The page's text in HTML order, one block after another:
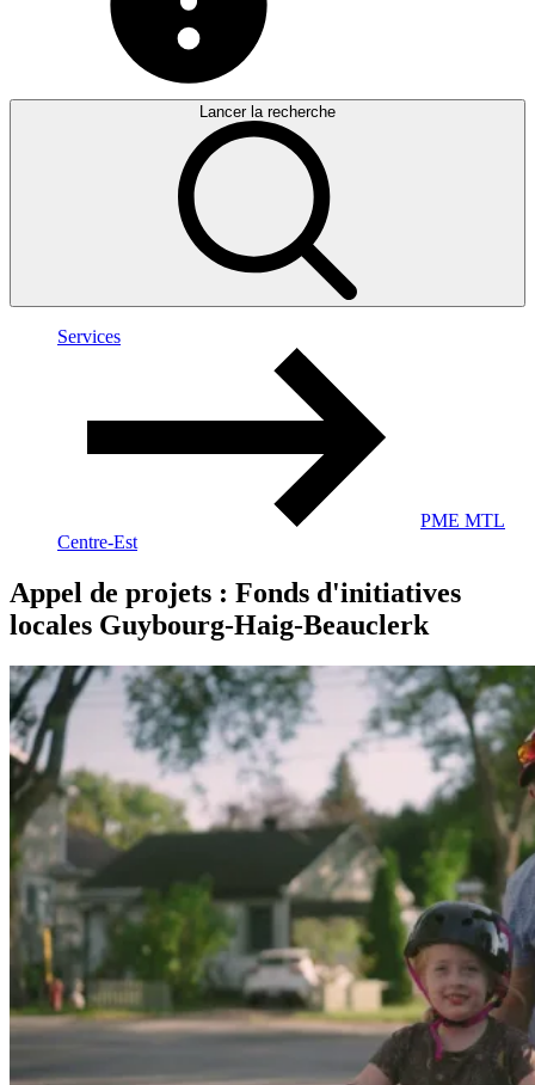
Lancer la recherche
Services
PME MTL
Centre-Est
Appel de projets : Fonds d'initiatives
locales Guybourg-Haig-Beauclerk